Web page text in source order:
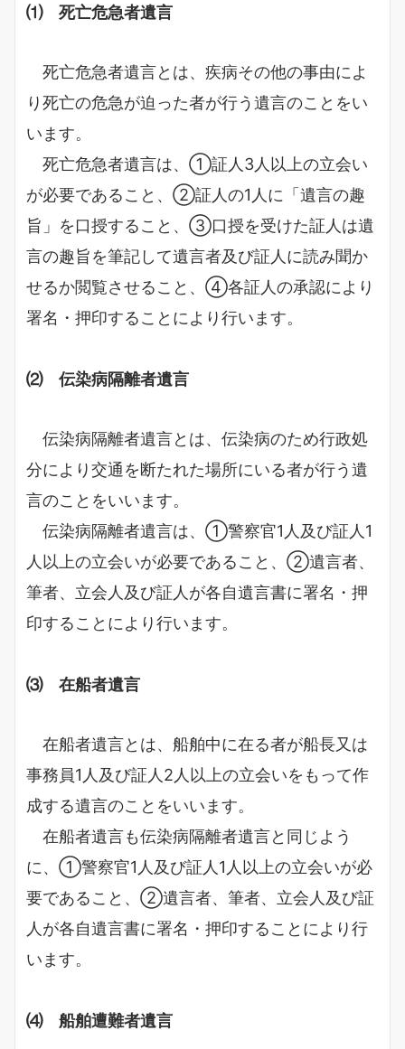
⑴ 死亡危急者遺言
死亡危急者遺言とは、疾病その他の事由によ
り死亡の危急が迫った者が行う遺言のことをい
います。
死亡危急者遺言は、①証人3人以上の立会い
が必要であること、②証人の1人に「遺言の趣
旨」を口授すること、③口授を受けた証人は遺
言の趣旨を筆記して遺言者及び証人に読み聞か
せるか閲覧させること、④各証人の承認により
署名・押印することにより行います。
⑵ 伝染病隔離者遺言
伝染病隔離者遺言とは、伝染病のため行政処
分により交通を断たれた場所にいる者が行う遺
言のことをいいます。
伝染病隔離者遺言は、①警察官1人及び証人1
人以上の立会いが必要であること、②遺言者、
筆者、立会人及び証人が各自遺言書に署名・押
印することにより行います。
⑶ 在船者遺言
在船者遺言とは、船舶中に在る者が船長又は
事務員1人及び証人2人以上の立会いをもって作
成する遺言のことをいいます。
在船者遺言も伝染病隔離者遺言と同じよう
に、①警察官1人及び証人1人以上の立会いが必
要であること、②遺言者、筆者、立会人及び証
人が各自遺言書に署名・押印することにより行
います。
⑷ 船舶遭難者遺言